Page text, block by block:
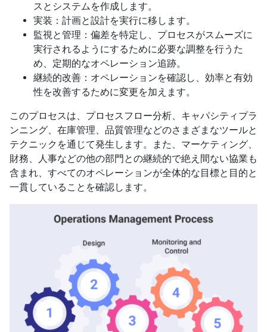
スとシステムを作成します。
実装：計画と設計を実行に移します。
監視と管理：偏差を特定し、プロセスがスムーズに
実行されるようにするために必要な調整を行うた
め、定期的なオペレーション追跡。
継続的改善：オペレーションを確認し、効率と有効
性を改善するために変更を加えます。
このプロセスは、プロセスフロー分析、キャパシティプラ
ンニング、在庫管理、品質管理などのさまざまなツールと
テクニックを通じて発生します。また、マーケティング、
財務、人事などの他の部門との継続的で絶え間ない協業も
含まれ、すべてのオペレーションが全体的な目標と目的と
一貫していることを確認します。